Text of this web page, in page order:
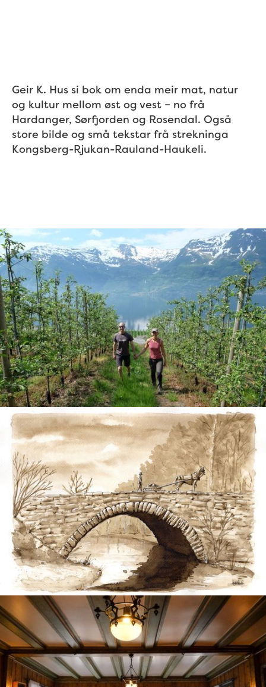
Geir K. Hus si bok om enda meir mat, natur
og kultur mellom øst og vest – no frå
Hardanger, Sørfjorden og Rosendal. Også
store bilde og små tekstar frå strekninga
Kongsberg-Rjukan-Rauland-Haukeli.